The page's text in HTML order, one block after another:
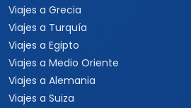
Viajes a Grecia
Viajes a Turquía
Viajes a Egipto
Viajes a Medio Oriente
Viajes a Alemania
Viajes a Suiza